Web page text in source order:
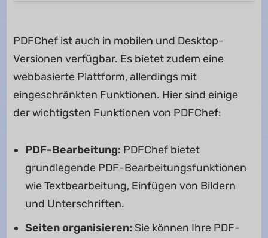
PDFChef ist auch in mobilen und Desktop-
Versionen verfügbar. Es bietet zudem eine
webbasierte Plattform, allerdings mit
eingeschränkten Funktionen. Hier sind einige
der wichtigsten Funktionen von PDFChef:
PDF-Bearbeitung: PDFChef bietet
grundlegende PDF-Bearbeitungsfunktionen
wie Textbearbeitung, Einfügen von Bildern
und Unterschriften.
Seiten organisieren: Sie können Ihre PDF-